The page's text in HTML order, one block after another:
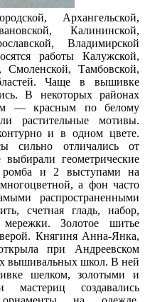
Архангельской,
Калининской,
Владимирской
работы Калужской,
Смоленской, Тамбовской,
Чаще в вышивке
В некоторых районах
— красным по белому
растительные мотивы.
и в одном цвете.
сильно отличались от
геометрические
ромба и 2 выступами на
а фон часто
распространенными
счетная гладь, набор,
мережки. Золотое шитье
Княгиня Анна-Янка,
при Андреевском
вышивальных школ. В ней
шелком, золотыми и
создавались